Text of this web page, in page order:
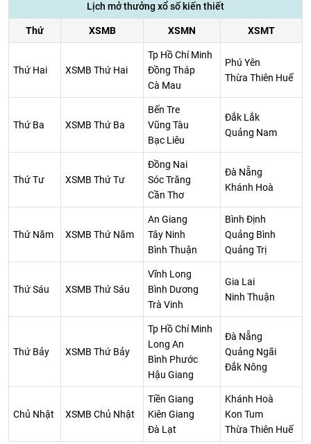
Lịch mở thưởng xổ số kiến thiết
Thứ XSMB XSMN XSMT
Thứ Hai XSMB Thứ Hai
Tp Hồ Chí Minh
Đồng Tháp
Cà Mau
Phú Yên
Thừa Thiên Huế
Thứ Ba XSMB Thứ Ba
Bến Tre
Vũng Tàu
Bạc Liêu
Đắk Lắk
Quảng Nam
Thứ Tư XSMB Thứ Tư
Đồng Nai
Sóc Trăng
Cần Thơ
Đà Nẵng
Khánh Hoà
Thứ Năm XSMB Thứ Năm
An Giang
Tây Ninh
Bình Thuận
Bình Định
Quảng Bình
Quảng Trị
Thứ Sáu XSMB Thứ Sáu
Vĩnh Long
Bình Dương
Trà Vinh
Gia Lai
Ninh Thuận
Thứ Bảy XSMB Thứ Bảy
Tp Hồ Chí Minh
Long An
Bình Phước
Hậu Giang
Đà Nẵng
Quảng Ngãi
Đắk Nông
Chủ Nhật XSMB Chủ Nhật
Tiền Giang
Kiên Giang
Đà Lạt
Khánh Hoà
Kon Tum
Thừa Thiên Huế